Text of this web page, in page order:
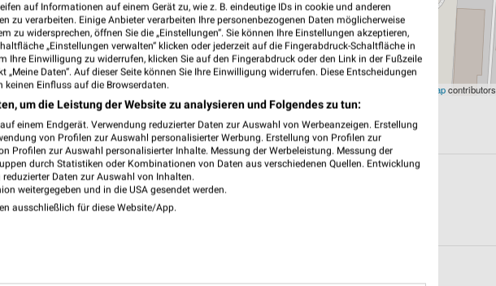
OpenStreetMapcontributors
LADESÄULEN ANZEIGEN NAVIGATION MIT GOOGLE/IOS MAPS
dieser Filiale
Tagen
auf Informationen auf einem Gerät zu, wie z. B. eindeutige IDs in cookie und anderen
zu verarbeiten. Einige Anbieter verarbeiten Ihre personenbezogenen Daten möglicherweise
zu widersprechen, öffnen Sie die „Einstellungen“. Sie können Ihre Einstellungen akzeptieren,
„Einstellungen verwalten“ klicken oder jederzeit auf die Fingerabdruck-Schaltfläche in
Ihre Einwilligung zu widerrufen, klicken Sie auf den Fingerabdruck oder den Link in der Fußzeile
Daten“. Auf dieser Seite können Sie Ihre Einwilligung widerrufen. Diese Entscheidungen
Einfluss auf die Browserdaten.
um die Leistung der Website zu analysieren und Folgendes zu tun:
einem Endgerät. Verwendung reduzierter Daten zur Auswahl von Werbeanzeigen. Erstellung
von Profilen zur Auswahl personalisierter Werbung. Erstellung von Profilen zur
Profilen zur Auswahl personalisierter Inhalte. Messung der Werbeleistung. Messung der
durch Statistiken oder Kombinationen von Daten aus verschiedenen Quellen. Entwicklung
Daten zur Auswahl von Inhalten.
weitergegeben und in die USA gesendet werden.
ausschließlich für diese Website/App.